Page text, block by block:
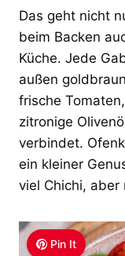
Das geht nicht
beim Backen
Küche. Jede
außen
frische
zitronige
verbindet.
ein kleiner
viel Chichi, aber
Pin It